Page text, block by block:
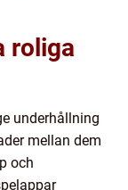
roliga
underhållning
mellan dem
och